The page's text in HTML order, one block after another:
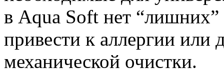
в Aqua Soft нет
привести к аллергии или
механической очистки.